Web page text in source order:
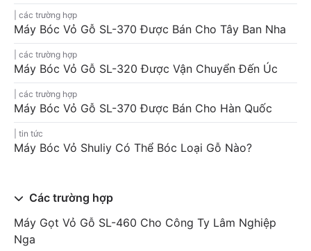
các trường hợp
Máy Bóc Vỏ Gỗ SL-370 Được Bán Cho Tây Ban Nha
các trường hợp
Máy Bóc Vỏ Gỗ SL-320 Được Vận Chuyển Đến Úc
các trường hợp
Máy Bóc Vỏ Gỗ SL-370 Được Bán Cho Hàn Quốc
tin tức
Máy Bóc Vỏ Shuliy Có Thể Bóc Loại Gỗ Nào?
Các trường hợp
Máy Gọt Vỏ Gỗ SL-460 Cho Công Ty Lâm Nghiệp
Nga